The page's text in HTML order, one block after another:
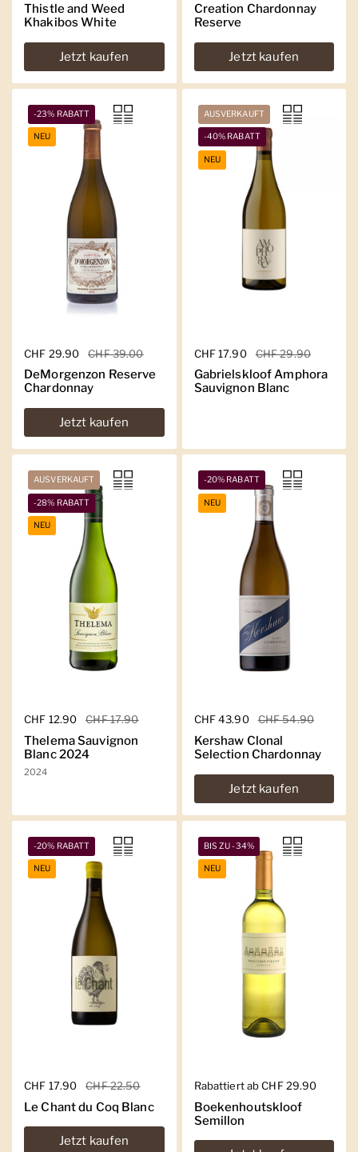
Thistle and Weed
Khakibos White
Jetzt kaufen
Creation Chardonnay
Reserve
Jetzt kaufen
Regulärer Preis
CHF 29.90 Sale-Preis
CHF 39.00
DeMorgenzon Reserve
Chardonnay
Jetzt kaufen
-23% RABATT
NEU
Regulärer Preis
CHF 17.90 Sale-Preis
CHF 29.90
Gabrielskloof Amphora
Sauvignon Blanc
AUSVERKAUFT
-40% RABATT
NEU
Regulärer Preis
CHF 12.90 Sale-Preis
CHF 17.90
Thelema Sauvignon
Blanc 2024
2024
AUSVERKAUFT
-28% RABATT
NEU
Regulärer Preis
CHF 43.90 Sale-Preis
CHF 54.90
Kershaw Clonal
Selection Chardonnay
Jetzt kaufen
-20% RABATT
NEU
Regulärer Preis
CHF 17.90 Sale-Preis
CHF 22.50
Le Chant du Coq Blanc
Jetzt kaufen
-20% RABATT
NEU
Regulärer Preis
Rabattiert ab CHF 29.90
Boekenhoutskloof
Semillon
BIS ZU -34%
NEU